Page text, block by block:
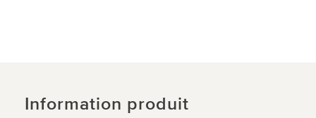
Information produit